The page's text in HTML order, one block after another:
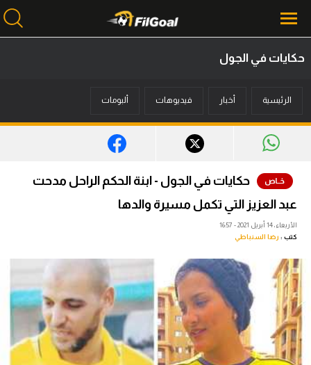
أخبار
ميركاتو
فانتازي في الجول
فيديوهات
عدسات
آراء حرة
ركن الألعاب
حكايات في الجول
الرئيسية أخبار فيديوهات ألبومات
حكايات في الجول - ابنة الحكم الراحل مدحت
عبد العزيز التي تكمل مسيرة والدها
الأربعاء، 14 أبريل 2021 - 16:57
كتب : رضا السنباطي